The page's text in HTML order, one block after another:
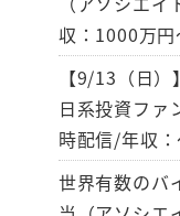
収：1000万
【9/13（日
日系投資フ
時配信/年収
世界有数のバ